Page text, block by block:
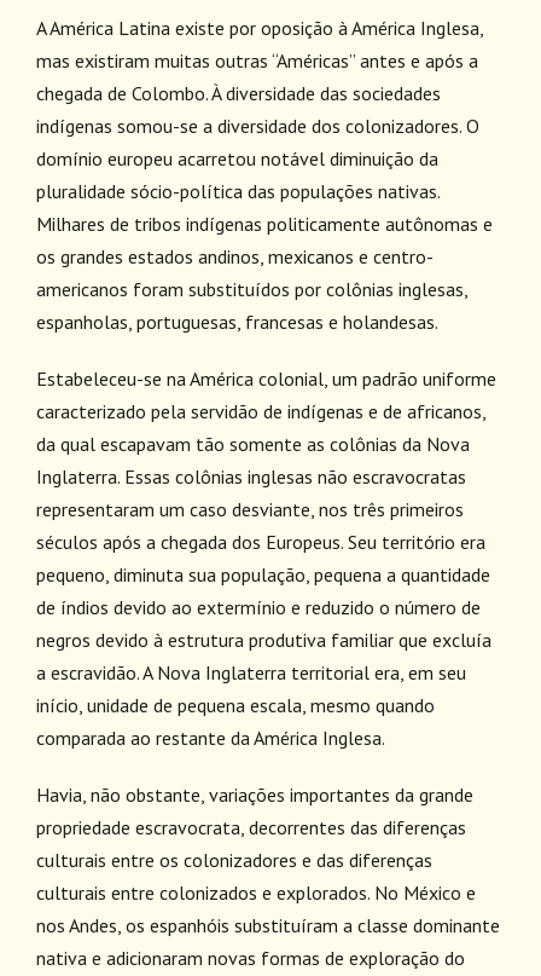
A América Latina existe por oposição à América Inglesa,
mas existiram muitas outras “Américas” antes e após a
chegada de Colombo. À diversidade das sociedades
indígenas somou-se a diversidade dos colonizadores. O
domínio europeu acarretou notável diminuição da
pluralidade sócio-política das populações nativas.
Milhares de tribos indígenas politicamente autônomas e
os grandes estados andinos, mexicanos e centro-
americanos foram substituídos por colônias inglesas,
espanholas, portuguesas, francesas e holandesas.
Estabeleceu-se na América colonial, um padrão uniforme
caracterizado pela servidão de indígenas e de africanos,
da qual escapavam tão somente as colônias da Nova
Inglaterra. Essas colônias inglesas não escravocratas
representaram um caso desviante, nos três primeiros
séculos após a chegada dos Europeus. Seu território era
pequeno, diminuta sua população, pequena a quantidade
de índios devido ao extermínio e reduzido o número de
negros devido à estrutura produtiva familiar que excluía
a escravidão. A Nova Inglaterra territorial era, em seu
início, unidade de pequena escala, mesmo quando
comparada ao restante da América Inglesa.
Havia, não obstante, variações importantes da grande
propriedade escravocrata, decorrentes das diferenças
culturais entre os colonizadores e das diferenças
culturais entre colonizados e explorados. No México e
nos Andes, os espanhóis substituíram a classe dominante
nativa e adicionaram novas formas de exploração do